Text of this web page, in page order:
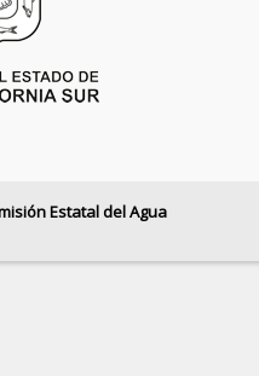
Estatal del Agua